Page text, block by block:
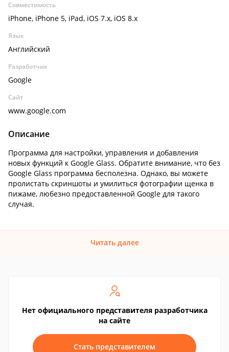
Совместимость
iPhone, iPhone 5, iPad, iOS 7.x, iOS 8.x
Язык
Английский
Разработчик
Google
Сайт
www.google.com
Описание
Программа для настройки, управления и добавления
новых функций к Google Glass. Обратите внимание, что без
Google Glass программа бесполезна. Однако, вы можете
пролистать скриншоты и умилиться фотографии щенка в
пижаме, любезно предоставленной Google для такого
случая.
Читать далее
Нет официального представителя разработчика
на сайте
Стать представителем